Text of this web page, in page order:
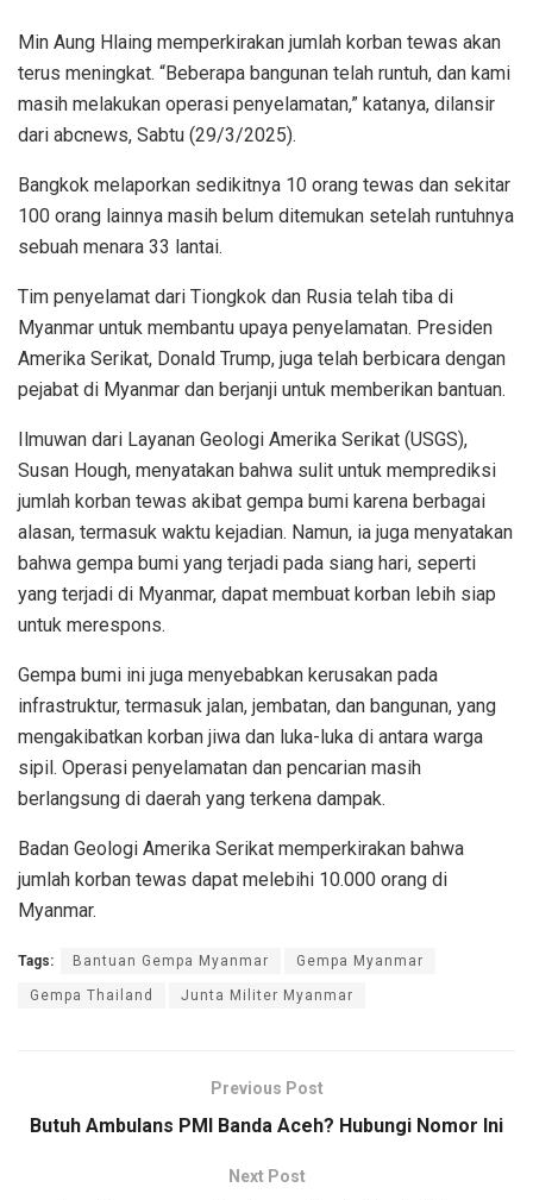
Min Aung Hlaing memperkirakan jumlah korban tewas akan
terus meningkat. “Beberapa bangunan telah runtuh, dan kami
masih melakukan operasi penyelamatan,” katanya, dilansir
dari abcnews, Sabtu (29/3/2025).
Bangkok melaporkan sedikitnya 10 orang tewas dan sekitar
100 orang lainnya masih belum ditemukan setelah runtuhnya
sebuah menara 33 lantai.
Tim penyelamat dari Tiongkok dan Rusia telah tiba di
Myanmar untuk membantu upaya penyelamatan. Presiden
Amerika Serikat, Donald Trump, juga telah berbicara dengan
pejabat di Myanmar dan berjanji untuk memberikan bantuan.
Ilmuwan dari Layanan Geologi Amerika Serikat (USGS),
Susan Hough, menyatakan bahwa sulit untuk memprediksi
jumlah korban tewas akibat gempa bumi karena berbagai
alasan, termasuk waktu kejadian. Namun, ia juga menyatakan
bahwa gempa bumi yang terjadi pada siang hari, seperti
yang terjadi di Myanmar, dapat membuat korban lebih siap
untuk merespons.
Gempa bumi ini juga menyebabkan kerusakan pada
infrastruktur, termasuk jalan, jembatan, dan bangunan, yang
mengakibatkan korban jiwa dan luka-luka di antara warga
sipil. Operasi penyelamatan dan pencarian masih
berlangsung di daerah yang terkena dampak.
Badan Geologi Amerika Serikat memperkirakan bahwa
jumlah korban tewas dapat melebihi 10.000 orang di
Myanmar.
Tags: Bantuan Gempa Myanmar Gempa Myanmar
Gempa Thailand Junta Militer Myanmar
Previous Post
Butuh Ambulans PMI Banda Aceh? Hubungi Nomor Ini
Next Post